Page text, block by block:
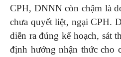
CPH, DNNN còn chậm là
chưa quyết liệt, ngại CPH.
diễn ra đúng kế hoạch, sát
định hướng nhận thức cho